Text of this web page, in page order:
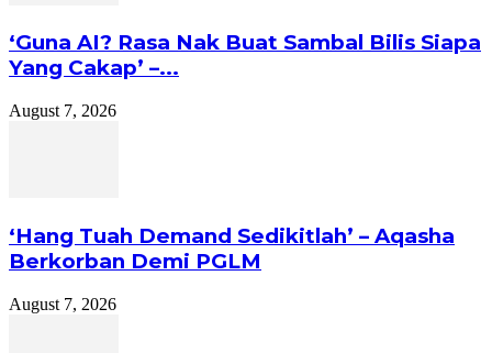
‘Guna AI? Rasa Nak Buat Sambal Bilis Siapa
Yang Cakap’ –...
August 7, 2026
‘Hang Tuah Demand Sedikitlah’ – Aqasha
Berkorban Demi PGLM
August 7, 2026